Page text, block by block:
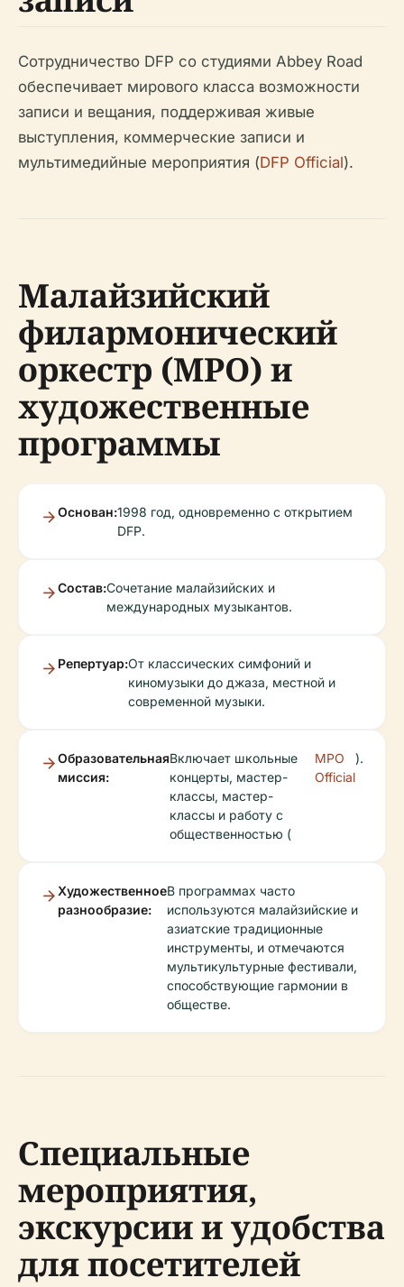
Сотрудничество DFP со студиями Abbey Road
обеспечивает мирового класса возможности
записи и вещания, поддерживая живые
выступления, коммерческие записи и
мультимедийные мероприятия (DFP Official).
Малайзийский
филармонический
оркестр (MPO) и
художественные
программы
Основан:1998 год, одновременно с открытием
DFP.
Состав:Сочетание малайзийских и
международных музыкантов.
Репертуар:От классических симфоний и
киномузыки до джаза, местной и
современной музыки.
Образовательная
миссия:
Включает школьные
концерты, мастер-
классы, мастер-
классы и работу с
общественностью (
MPO
Official
).
Художественное
разнообразие:
В программах часто
используются малайзийские и
азиатские традиционные
инструменты, и отмечаются
мультикультурные фестивали,
способствующие гармонии в
обществе.
Специальные
мероприятия,
экскурсии и удобства
для посетителей